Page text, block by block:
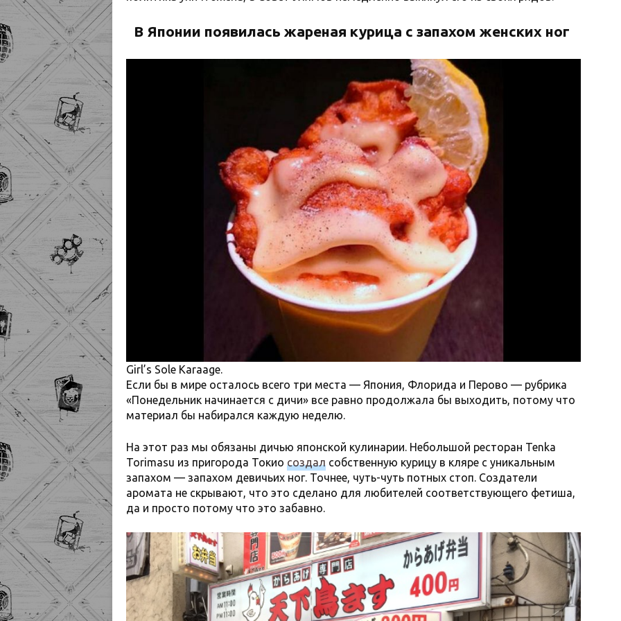
В Японии появилась жареная курица с запахом женских ног
Girl’s Sole Karaage.
Если бы в мире осталось всего три места — Япония, Флорида и Перово — рубрика
«Понедельник начинается с дичи» все равно продолжала бы выходить, потому что
материал бы набирался каждую неделю.
На этот раз мы обязаны дичью японской кулинарии. Небольшой ресторан Tenka
Torimasu из пригорода Токио создал собственную курицу в кляре с уникальным
запахом — запахом девичьих ног. Точнее, чуть-чуть потных стоп. Создатели
аромата не скрывают, что это сделано для любителей соответствующего фетиша,
да и просто потому что это забавно.